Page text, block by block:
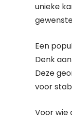
unieke
Een
Denk
Deze
voor
Voor wie